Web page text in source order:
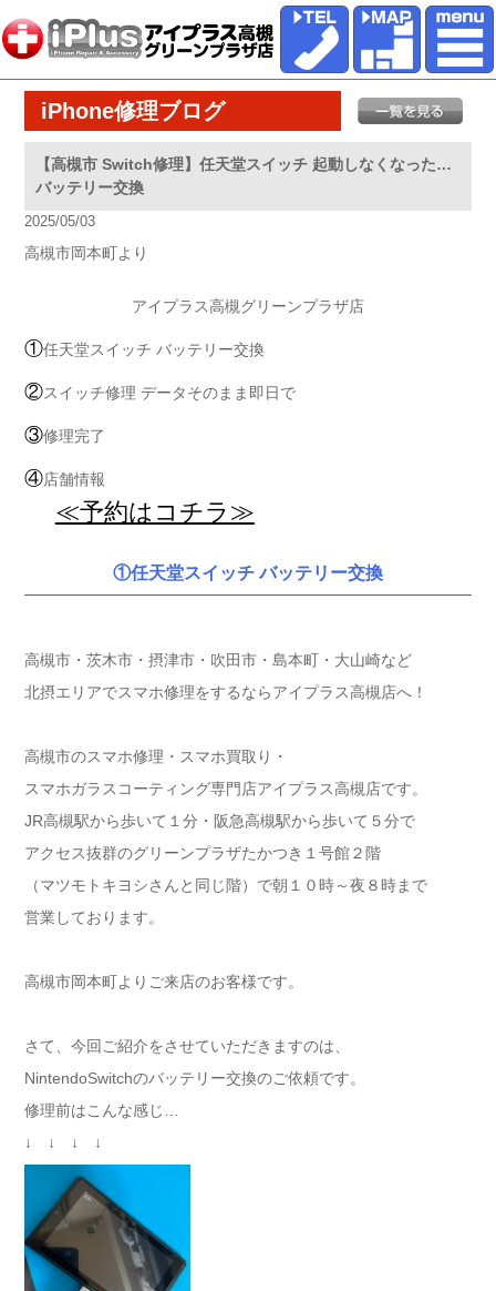
iPhone修理ブログ
【高槻市 Switch修理】任天堂スイッチ 起動しなくなった…
バッテリー交換
2025/05/03
高槻市岡本町より
アイプラス高槻グリーンプラザ店
①任天堂スイッチ バッテリー交換
②スイッチ修理 データそのまま即日で
③修理完了
④店舗情報
≪予約はコチラ≫
①任天堂スイッチ バッテリー交換
高槻市・茨木市・摂津市・吹田市・島本町・大山崎など
北摂エリアでスマホ修理をするならアイプラス高槻店へ！
高槻市のスマホ修理・スマホ買取り・
スマホガラスコーティング専門店アイプラス高槻店です。
JR高槻駅から歩いて１分・阪急高槻駅から歩いて５分で
アクセス抜群のグリーンプラザたかつき１号館２階
（マツモトキヨシさんと同じ階）で朝１０時～夜８時まで
営業しております。
高槻市岡本町よりご来店のお客様です。
さて、今回ご紹介をさせていただきますのは、
NintendoSwitchのバッテリー交換のご依頼です。
修理前はこんな感じ…
↓ ↓ ↓ ↓